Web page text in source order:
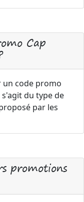
Cap
code promo
du type de
par les
promotions